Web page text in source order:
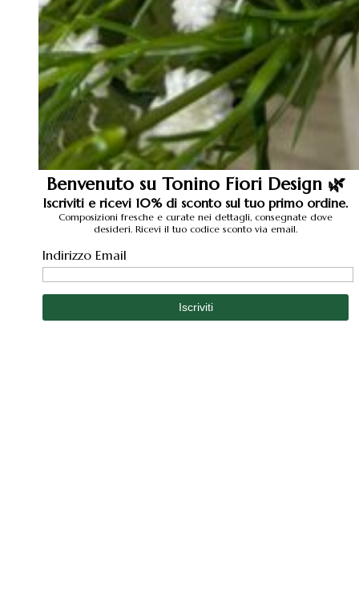
Benvenuto su Tonino Fiori Design 🌿
Iscriviti e ricevi 10% di sconto sul tuo primo ordine.
Composizioni fresche e curate nei dettagli, consegnate dove
desideri. Ricevi il tuo codice sconto via email.
Indirizzo Email